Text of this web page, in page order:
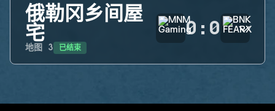
俄勒冈乡间屋
宅
地图 3 已结束
0 : 0